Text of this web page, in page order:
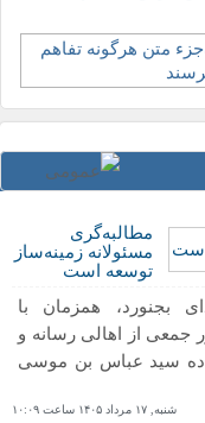
مطالبه‌گری
مسئولانه زمینه‌ساز
توسعه است
بجنورد، همزمان با
با حضور جمعی از اهالی رسانه و
سید عباس بن موسی
شنبه, ١٧ مرداد ١۴۰۵ ساعت ١۰:۰٩